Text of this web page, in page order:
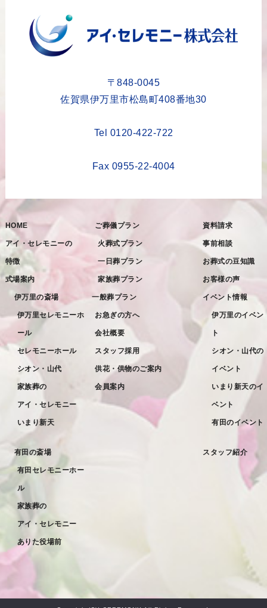
2023年8月
2023年6月
2022年11月
2022年10月
2022年9月
2022年8月
2022年7月
2022年6月
2022年5月
2022年4月
2022年1月
2021年11月
2021年10月
2021年9月
2021年8月
2021年7月
2021年5月
〒848-0045
佐賀県伊万里市松島町408番地30
Tel 0120-422-722
Fax 0955-22-4004
HOME
アイ・セレモニーの
特徴
式場案内
伊万里の斎場
伊万里セレモニーホ
ール
セレモニーホール
シオン・山代
家族葬の
アイ・セレモニー
いまり新天
有田の斎場
有田セレモニーホー
ル
家族葬の
アイ・セレモニー
ありた役場前
ご葬儀プラン
火葬式プラン
一日葬プラン
家族葬プラン
一般葬プラン
お急ぎの方へ
会社概要
スタッフ採用
供花・供物のご案内
会員案内
資料請求
事前相談
お葬式の豆知識
お客様の声
イベント情報
伊万里のイベン
ト
シオン・山代の
イベント
いまり新天のイ
ベント
有田のイベント
スタッフ紹介